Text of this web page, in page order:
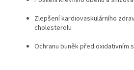
Zlepšení kardiovaskulárního
cholesterolu
Ochranu buněk před oxidativním